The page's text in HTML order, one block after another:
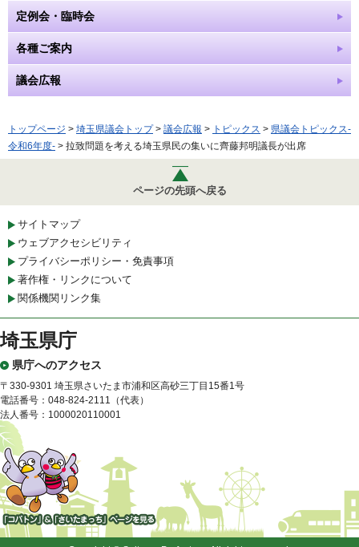
定例会・臨時会
各種ご案内
議会広報
トップページ > 埼玉県議会トップ> 議会広報 > トピックス > 県議会トピックス-
令和6年度- > 拉致問題を考える埼玉県民の集いに齊藤邦明議長が出席
ページの先頭へ戻る
サイトマップ
ウェブアクセシビリティ
プライバシーポリシー・免責事項
著作権・リンクについて
関係機関リンク集
埼玉県庁
県庁へのアクセス
〒330-9301 埼玉県さいたま市浦和区高砂三丁目15番1号
電話番号：048-824-2111（代表）
法人番号：1000020110001
「コバトン」&「さいたまっ